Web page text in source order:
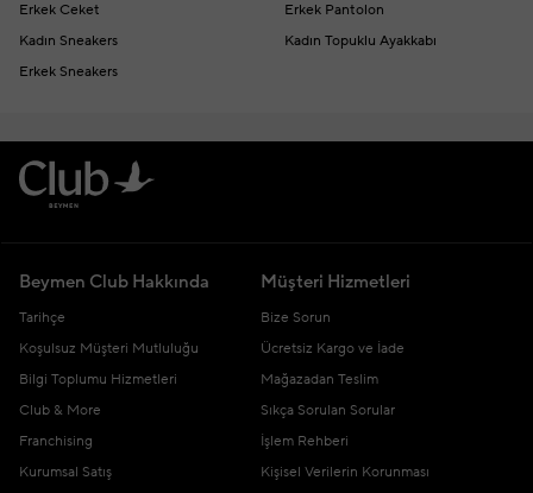
Erkek Ceket
Erkek Pantolon
Kadın Sneakers
Kadın Topuklu Ayakkabı
Erkek Sneakers
Beymen Club Hakkında
Tarihçe
Koşulsuz Müşteri Mutluluğu
Bilgi Toplumu Hizmetleri
Club & More
Franchising
Kurumsal Satış
Müşteri Hizmetleri
Bize Sorun
Ücretsiz Kargo ve İade
Mağazadan Teslim
Sıkça Sorulan Sorular
İşlem Rehberi
Kişisel Verilerin Korunması